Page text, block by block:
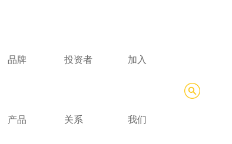
品牌
产品
投资者
关系
加入
我们